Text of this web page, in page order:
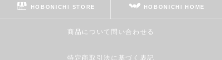
HOBONICHI STORE HOBONICHI HOME
商品について問い合わせる
特定商取引法に基づく表記